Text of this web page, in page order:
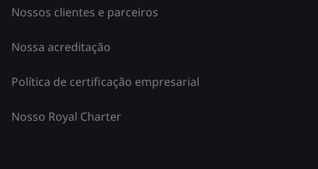
Nossos clientes e parceiros
Nossa acreditação
Política de certificação empresarial
Nosso Royal Charter